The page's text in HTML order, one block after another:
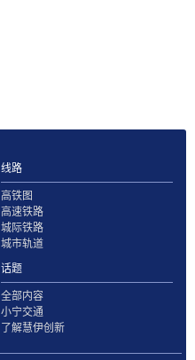
线路
高铁图
高速铁路
城际铁路
城市轨道
话题
全部内容
小宁交通
了解慧伊创新